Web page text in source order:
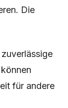
Die
für andere